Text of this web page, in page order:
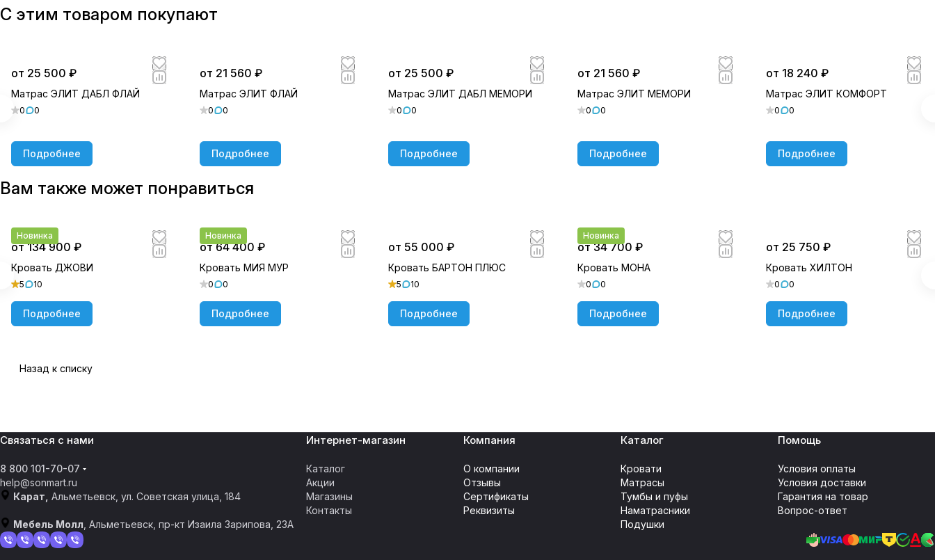
С этим товаром покупают
от 25 500 ₽
Матрас ЭЛИТ ДАБЛ ФЛАЙ
0 0
Подробнее
от 21 560 ₽
Матрас ЭЛИТ ФЛАЙ
0 0
Подробнее
от 25 500 ₽
Матрас ЭЛИТ ДАБЛ МЕМОРИ
0 0
Подробнее
от 21 560 ₽
Матрас ЭЛИТ МЕМОРИ
0 0
Подробнее
от 18 240 ₽
Матрас ЭЛИТ КОМФОРТ
0 0
Подробнее
Вам также может понравиться
Новинка
от 134 900 ₽
Кровать ДЖОВИ
5 10
Подробнее
Новинка
от 64 400 ₽
Кровать МИЯ МУР
0 0
Подробнее
от 55 000 ₽
Кровать БАРТОН ПЛЮС
5 10
Подробнее
Новинка
от 34 700 ₽
Кровать МОНА
0 0
Подробнее
от 25 750 ₽
Кровать ХИЛТОН
0 0
Подробнее
Назад к списку
Связаться с нами
8 800 101-70-07
help@sonmart.ru
Карат, Альметьевск, ул. Советская улица, 184
Мебель Молл , Альметьевск, пр-кт Изаила Зарипова, 23А
Интернет-магазин
Каталог
Акции
Магазины
Контакты
Компания
О компании
Отзывы
Сертификаты
Реквизиты
Каталог
Кровати
Матрасы
Тумбы и пуфы
Наматрасники
Подушки
Помощь
Условия оплаты
Условия доставки
Гарантия на товар
Вопрос-ответ